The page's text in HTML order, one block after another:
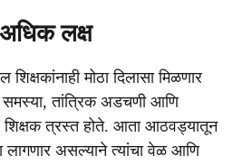
लक्ष
शिक्षकांनाही मोठा दिलासा मिळणार
तांत्रिक अडचणी आणि
शिक्षक त्रस्त होते. आता आठवड्यातून
लागणार असल्याने त्यांचा वेळ आणि